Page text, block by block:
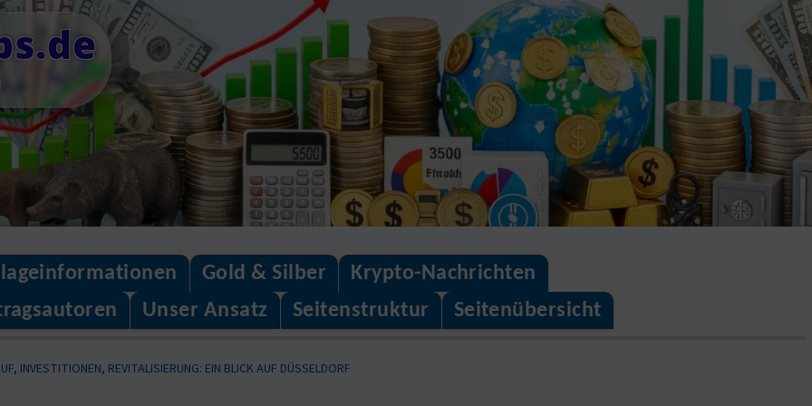
Gold & Silber
Krypto-Nachrichten
Unser Ansatz Seitenstruktur Seitenübersicht
INVESTITIONEN, REVITALISIERUNG: EIN BLICK AUF DÜSSELDORF